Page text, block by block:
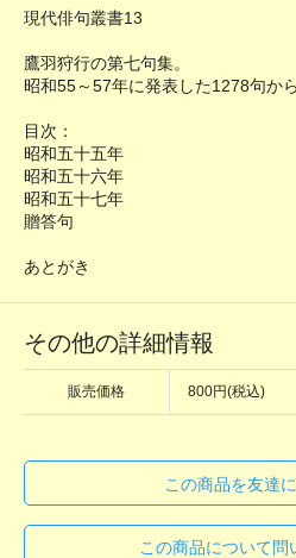
現代俳句叢書13
鷹羽狩行の第七句集。
昭和55～57年に発表した1278句か
目次：
昭和五十五年
昭和五十六年
昭和五十七年
贈答句
あとがき
その他の詳細情報
販売価格 800円(税込)
この商品を友達
この商品について問